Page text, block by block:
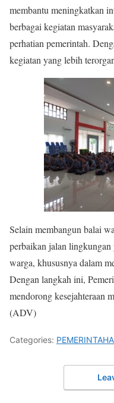
membantu meningkatkan
berbagai kegiatan
perhatian pemerintah.
kegiatan yang lebih
Selain membangun balai
perbaikan jalan lingkungan
warga, khususnya dalam
Dengan langkah ini,
mendorong kesejahteraan
(ADV)
Categories: